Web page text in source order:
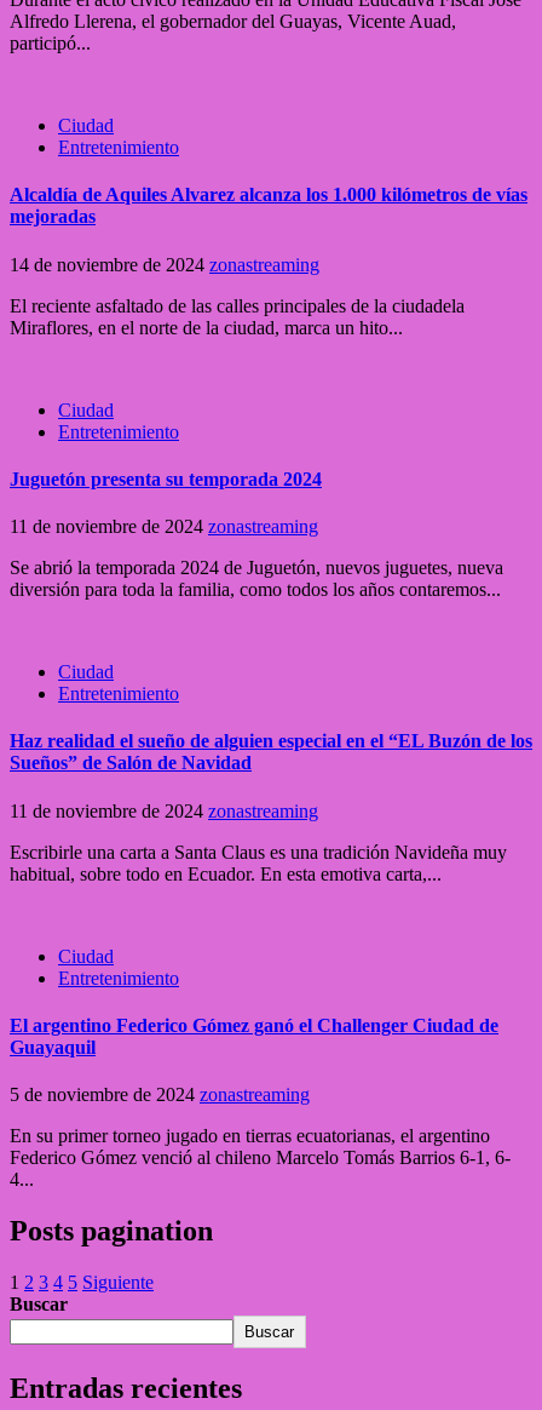
Alfredo Llerena, el gobernador del Guayas, Vicente Auad,
participó...
Ciudad
Entretenimiento
Alcaldía de Aquiles Alvarez alcanza los 1.000 kilómetros de vías
mejoradas
14 de noviembre de 2024 zonastreaming
El reciente asfaltado de las calles principales de la ciudadela
Miraflores, en el norte de la ciudad, marca un hito...
Ciudad
Entretenimiento
Juguetón presenta su temporada 2024
11 de noviembre de 2024 zonastreaming
Se abrió la temporada 2024 de Juguetón, nuevos juguetes, nueva
diversión para toda la familia, como todos los años contaremos...
Ciudad
Entretenimiento
Haz realidad el sueño de alguien especial en el “EL Buzón de los
Sueños” de Salón de Navidad
11 de noviembre de 2024 zonastreaming
Escribirle una carta a Santa Claus es una tradición Navideña muy
habitual, sobre todo en Ecuador. En esta emotiva carta,...
Ciudad
Entretenimiento
El argentino Federico Gómez ganó el Challenger Ciudad de
Guayaquil
5 de noviembre de 2024 zonastreaming
En su primer torneo jugado en tierras ecuatorianas, el argentino
Federico Gómez venció al chileno Marcelo Tomás Barrios 6-1, 6-
4...
Posts pagination
1 2 3 4 5 Siguiente
Buscar
Buscar
Entradas recientes